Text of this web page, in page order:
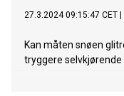
27.3.2024 09:15:47 CET
Kan måten snøen
tryggere selvkjørende